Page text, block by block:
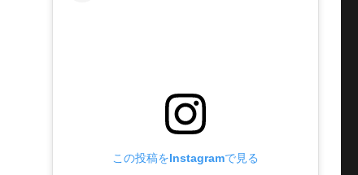
この投稿をInstagramで見る